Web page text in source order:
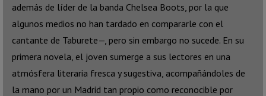
además de líder de la banda Chelsea Boots, por la que
algunos medios no han tardado en compararle con el
cantante de Taburete—, pero sin embargo no sucede. En su
primera novela, el joven sumerge a sus lectores en una
atmósfera literaria fresca y sugestiva, acompañándoles de
la mano por un Madrid tan propio como reconocible por